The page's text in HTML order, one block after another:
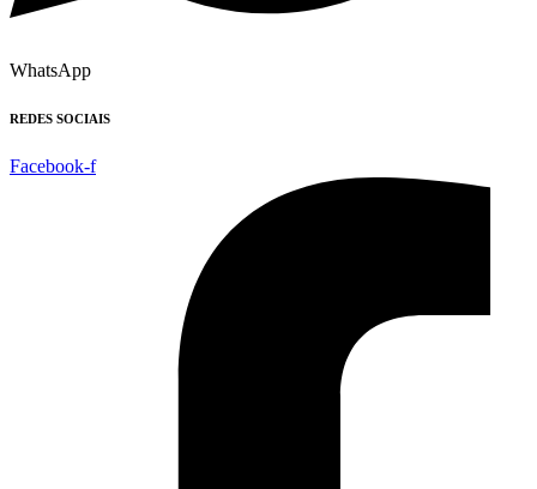
WhatsApp
REDES SOCIAIS
Facebook-f